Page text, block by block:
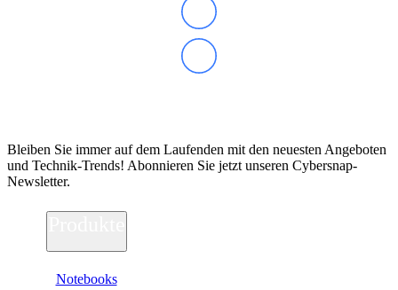
Notebooks
Bleiben Sie immer auf dem Laufenden mit den neuesten Angeboten
und Technik-Trends! Abonnieren Sie jetzt unseren Cybersnap-
Newsletter.